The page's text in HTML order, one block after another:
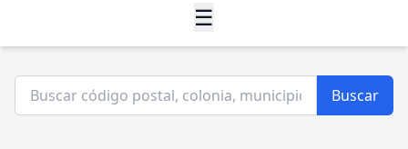
☰
Buscar